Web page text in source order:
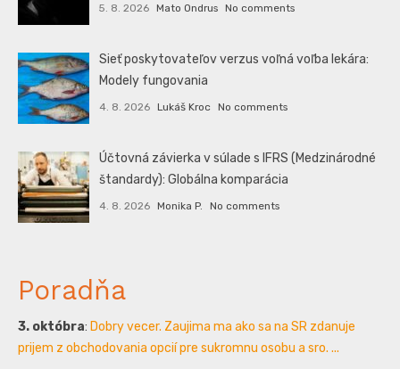
5. 8. 2026 Mato Ondrus No comments
Sieť poskytovateľov verzus voľná voľba lekára:
Modely fungovania
4. 8. 2026 Lukáš Kroc No comments
Účtovná závierka v súlade s IFRS (Medzinárodné
štandardy): Globálna komparácia
4. 8. 2026 Monika P. No comments
Poradňa
3. októbra: Dobry vecer. Zaujima ma ako sa na SR zdanuje
prijem z obchodovania opcií pre sukromnu osobu a sro. ...